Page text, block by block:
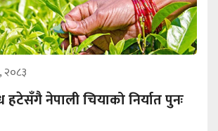
२०८३
नेपाली चियाको निर्यात पुनः